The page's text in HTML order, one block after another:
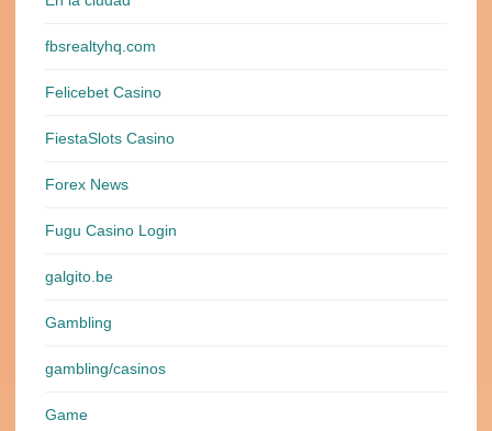
fbsrealtyhq.com
Felicebet Casino
FiestaSlots Casino
Forex News
Fugu Casino Login
galgito.be
Gambling
gambling/casinos
Game